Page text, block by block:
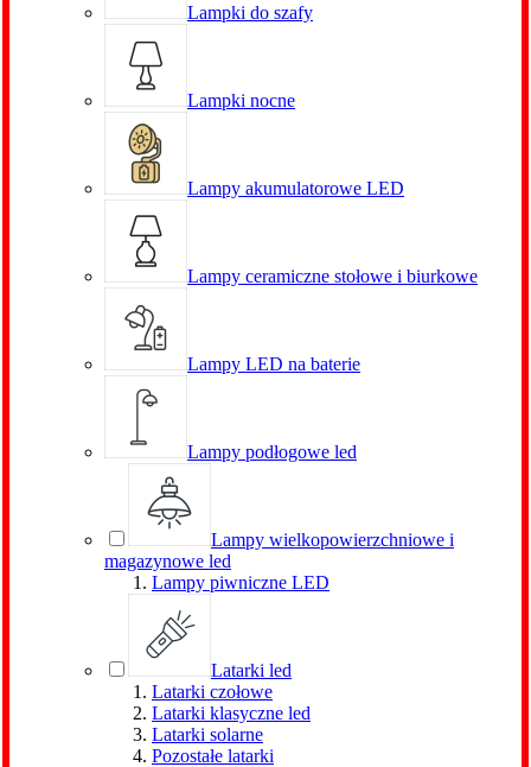
Lampki do szafy
Lampki nocne
Lampy akumulatorowe LED
Lampy ceramiczne stołowe i biurkowe
Lampy LED na baterie
Lampy podłogowe led
Lampy wielkopowierzchniowe i
magazynowe led
Lampy piwniczne LED
Latarki led
Latarki czołowe
Latarki klasyczne led
Latarki solarne
Pozostałe latarki